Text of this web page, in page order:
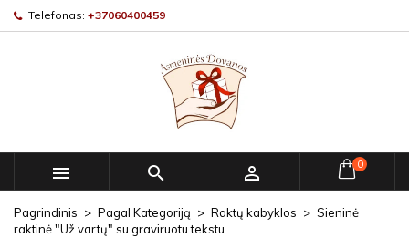
Telefonas: +37060400459
   0
Pagrindinis Pagal Kategoriją Raktų kabyklos
Sieninė
raktinė "Už vartų" su graviruotu tekstu